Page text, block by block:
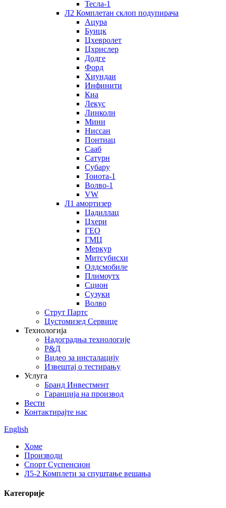
Тесла-1
Л2 Комплетан склоп подупирача
Ацура
Буицк
Цхевролет
Цхрислер
Додге
Форд
Хиундаи
Инфинити
Киа
Лекус
Линколн
Мини
Ниссан
Понтиац
Сааб
Сатурн
Субару
Тоиота-1
Волво-1
VW
Л1 амортизер
Цадиллац
Цхери
ГЕО
ГМЦ
Меркур
Митсубисхи
Олдсмобиле
Плимоутх
Сцион
Сузуки
Волво
Струт Партс
Цустомизед Сервице
Технологија
Надоградња технологије
Р&Д
Видео за инсталацију
Извештај о тестирању
Услуга
Бранд Инвестмент
Гаранција на производ
Вести
Контактирајте нас
English
Хоме
Производи
Спорт Суспенсион
Л5-2 Комплети за спуштање вешања
Категорије